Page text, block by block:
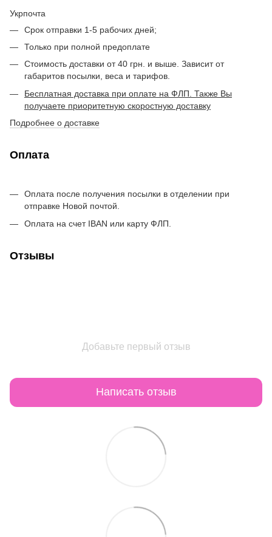
Укрпочта
Срок отправки 1-5 рабочих дней;
Только при полной предоплате
Стоимость доставки от 40 грн. и выше. Зависит от
габаритов посылки, веса и тарифов.
Бесплатная доставка при оплате на ФЛП. Также Вы
получаете приоритетную скоростную доставку
Подробнее о доставке
Оплата
Оплата после получения посылки в отделении при
отправке Новой почтой.
Оплата на счет IBAN или карту ФЛП.
Отзывы
Добавьте первый отзыв
Написать отзыв